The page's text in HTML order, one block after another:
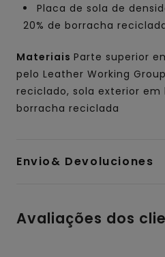
Placa de sola de
20% de borracha
Materiais Parte superior
pelo Leather Working
reciclado, sola exterior em
borracha reciclada
Envio& Devoluciones
Avaliações dos